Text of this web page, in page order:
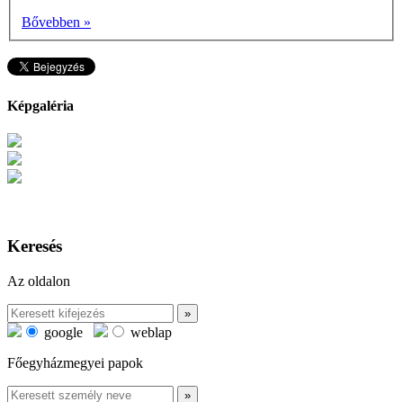
Bővebben »
Képgaléria
Keresés
Az oldalon
google
weblap
Főegyházmegyei papok